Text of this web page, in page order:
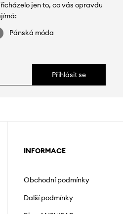
jen to, co vás opravdu
Pánská móda
Přihlásit se
INFORMACE
Obchodní podmínky
Další podmínky